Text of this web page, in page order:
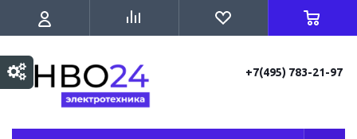
+7(495) 783-21-97